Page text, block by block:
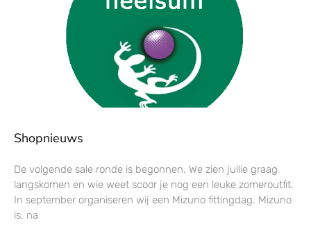
Shopnieuws
De volgende sale ronde is begonnen. We zien jullie graag
langskomen en wie weet scoor je nog een leuke zomeroutfit.
In september organiseren wij een Mizuno fittingdag. Mizuno
is, na